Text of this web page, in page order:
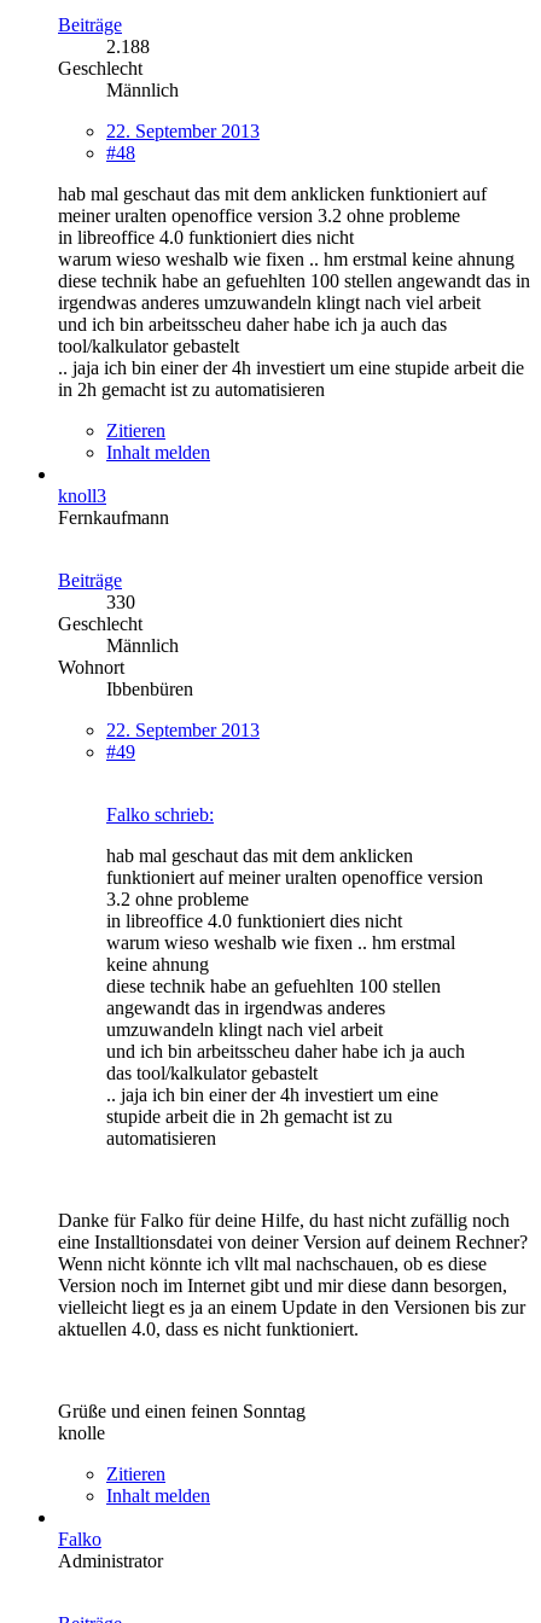
Beiträge
2.188
Geschlecht
Männlich
22. September 2013
#48
hab mal geschaut das mit dem anklicken funktioniert auf
meiner uralten openoffice version 3.2 ohne probleme
in libreoffice 4.0 funktioniert dies nicht
warum wieso weshalb wie fixen .. hm erstmal keine ahnung
diese technik habe an gefuehlten 100 stellen angewandt das in
irgendwas anderes umzuwandeln klingt nach viel arbeit
und ich bin arbeitsscheu daher habe ich ja auch das
tool/kalkulator gebastelt
.. jaja ich bin einer der 4h investiert um eine stupide arbeit die
in 2h gemacht ist zu automatisieren
Zitieren
Inhalt melden
knoll3
Fernkaufmann
Beiträge
330
Geschlecht
Männlich
Wohnort
Ibbenbüren
22. September 2013
#49
Falko schrieb:
hab mal geschaut das mit dem anklicken
funktioniert auf meiner uralten openoffice version
3.2 ohne probleme
in libreoffice 4.0 funktioniert dies nicht
warum wieso weshalb wie fixen .. hm erstmal
keine ahnung
diese technik habe an gefuehlten 100 stellen
angewandt das in irgendwas anderes
umzuwandeln klingt nach viel arbeit
und ich bin arbeitsscheu daher habe ich ja auch
das tool/kalkulator gebastelt
.. jaja ich bin einer der 4h investiert um eine
stupide arbeit die in 2h gemacht ist zu
automatisieren
Danke für Falko für deine Hilfe, du hast nicht zufällig noch
eine Installtionsdatei von deiner Version auf deinem Rechner?
Wenn nicht könnte ich vllt mal nachschauen, ob es diese
Version noch im Internet gibt und mir diese dann besorgen,
vielleicht liegt es ja an einem Update in den Versionen bis zur
aktuellen 4.0, dass es nicht funktioniert.
Grüße und einen feinen Sonntag
knolle
Zitieren
Inhalt melden
Falko
Administrator